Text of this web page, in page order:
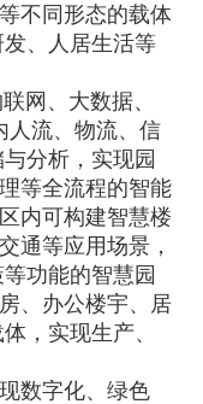
不同形态的载体
、人居生活等
网、大数据、
人流、物流、信
分析，实现园
等全流程的智能
内可构建智慧楼
通等应用场景，
功能的智慧园
、办公楼宇、居
，实现生产、
数字化、绿色